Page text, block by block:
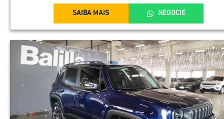
SAIBA MAIS NEGOCIE